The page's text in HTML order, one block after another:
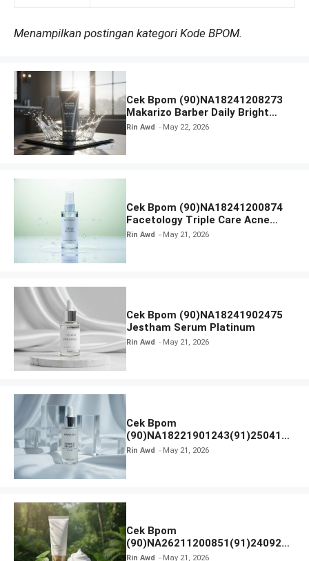
Menampilkan postingan kategori Kode BPOM.
Cek Bpom (90)NA18241208273
Makarizo Barber Daily Bright
Radiance Face Wash
Rin Awd May 22, 2026
Cek Bpom (90)NA18241200874
Facetology Triple Care Acne
Calm Micellar Water
Rin Awd May 21, 2026
Cek Bpom (90)NA18241902475
Jestham Serum Platinum
Rin Awd May 21, 2026
Cek Bpom
(90)NA18221901243(91)250418
Hanasui Power Bright Serum
Rin Awd May 21, 2026
Cek Bpom
(90)NA26211200851(91)240924
SKIN1004 Madagascar Centella
Rin Awd May 21, 2026